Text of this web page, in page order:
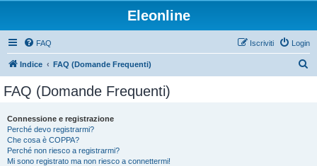
Eleonline
FAQ Login
Iscriviti
Indice FAQ (Domande Frequenti)
FAQ (Domande Frequenti)
Connessione e registrazione
Perché devo registrarmi?
Che cosa è COPPA?
Perché non riesco a registrarmi?
Mi sono registrato ma non riesco a connettermi!